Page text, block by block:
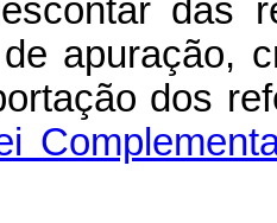
das
apuração,
dos